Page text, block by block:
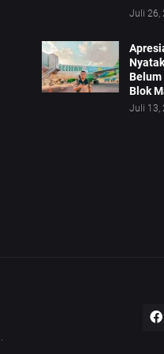
Juli 26,
Belum
Blok
Juli 13,